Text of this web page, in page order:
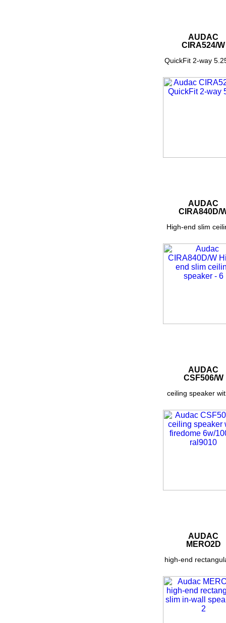
AUDAC
CIRA524/W
QuickFit 2-way
AUDAC
CIRA840D/
High-end slim
AUDAC
CSF506/W
ceiling speaker
AUDAC
MERO2D
high-end